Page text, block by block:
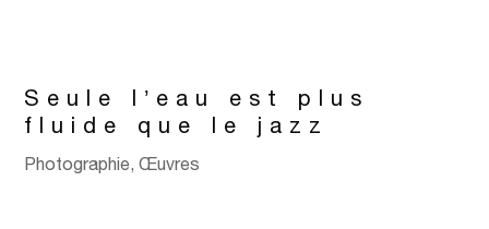
Seule l’eau est plus
fluide que le jazz
Photographie,Œuvres